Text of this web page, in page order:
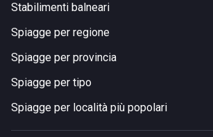
Stabilimenti balneari
Spiagge per regione
Spiagge per provincia
Spiagge per tipo
Spiagge per località più popolari